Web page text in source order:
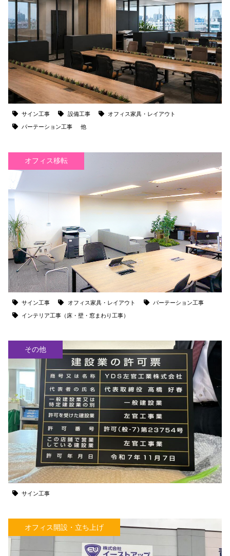
サイン工事 設備工事 オフィス家具・レイアウト
パーテーション工事 他
オフィス移転
サイン工事 オフィス家具・レイアウト パーテーション工事
インテリア工事（床・壁・窓まわり工事）
その他
サイン工事
オフィス開設・立ち上げ